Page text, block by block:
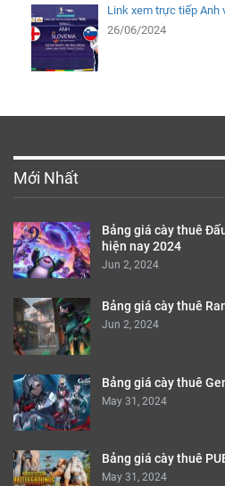
Link xem trực tiếp Anh
26/06/2024
Mới Nhất
Bảng giá cày thuê
hiện nay 2024
Jun 2, 2024
Bảng giá cày thuê
Jun 2, 2024
Bảng giá cày thuê
May 31, 2024
Bảng giá cày thuê
May 31, 2024